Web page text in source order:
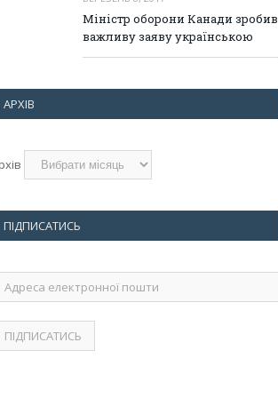
Міністр оборони Канади зробив
важливу заяву українською
АРХІВ
ПІДПИСАТИСЬ
Адреса
електронної